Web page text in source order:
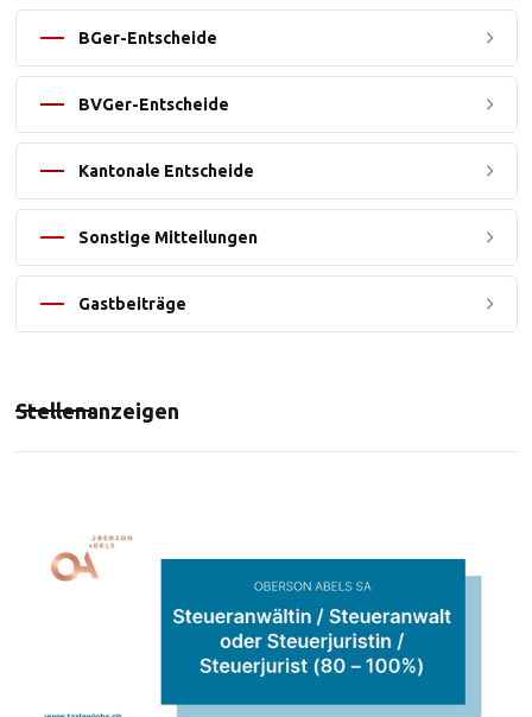
BGer-Entscheide
BVGer-Entscheide
Kantonale Entscheide
Sonstige Mitteilungen
Gastbeiträge
Stellenanzeigen